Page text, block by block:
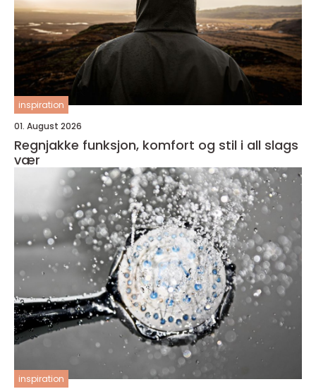
inspiration
01. August 2026
Regnjakke funksjon, komfort og stil i all slags
vær
inspiration